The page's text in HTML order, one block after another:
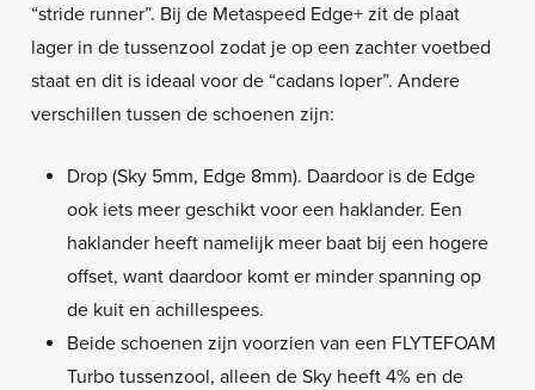
“stride runner”. Bij de Metaspeed Edge+ zit de plaat
lager in de tussenzool zodat je op een zachter voetbed
staat en dit is ideaal voor de “cadans loper”. Andere
verschillen tussen de schoenen zijn:
Drop (Sky 5mm, Edge 8mm). Daardoor is de Edge
ook iets meer geschikt voor een haklander. Een
haklander heeft namelijk meer baat bij een hogere
offset, want daardoor komt er minder spanning op
de kuit en achillespees.
Beide schoenen zijn voorzien van een FLYTEFOAM
Turbo tussenzool, alleen de Sky heeft 4% en de